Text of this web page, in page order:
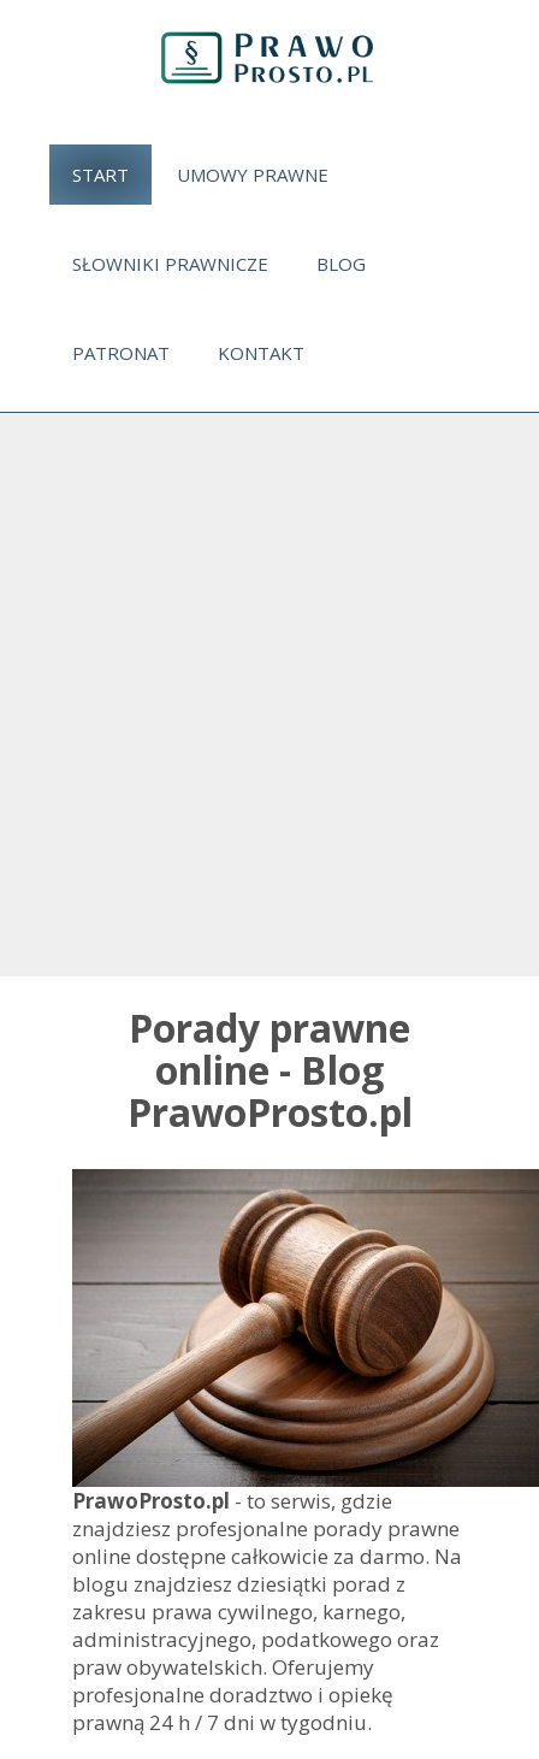
START UMOWY PRAWNE
SŁOWNIKI PRAWNICZE BLOG
PATRONAT KONTAKT
Porady prawne
online - Blog
PrawoProsto.pl
PrawoProsto.pl - to serwis, gdzie
znajdziesz profesjonalne porady prawne
online dostępne całkowicie za darmo. Na
blogu znajdziesz dziesiątki porad z
zakresu prawa cywilnego, karnego,
administracyjnego, podatkowego oraz
praw obywatelskich. Oferujemy
profesjonalne doradztwo i opiekę
prawną 24 h / 7 dni w tygodniu.